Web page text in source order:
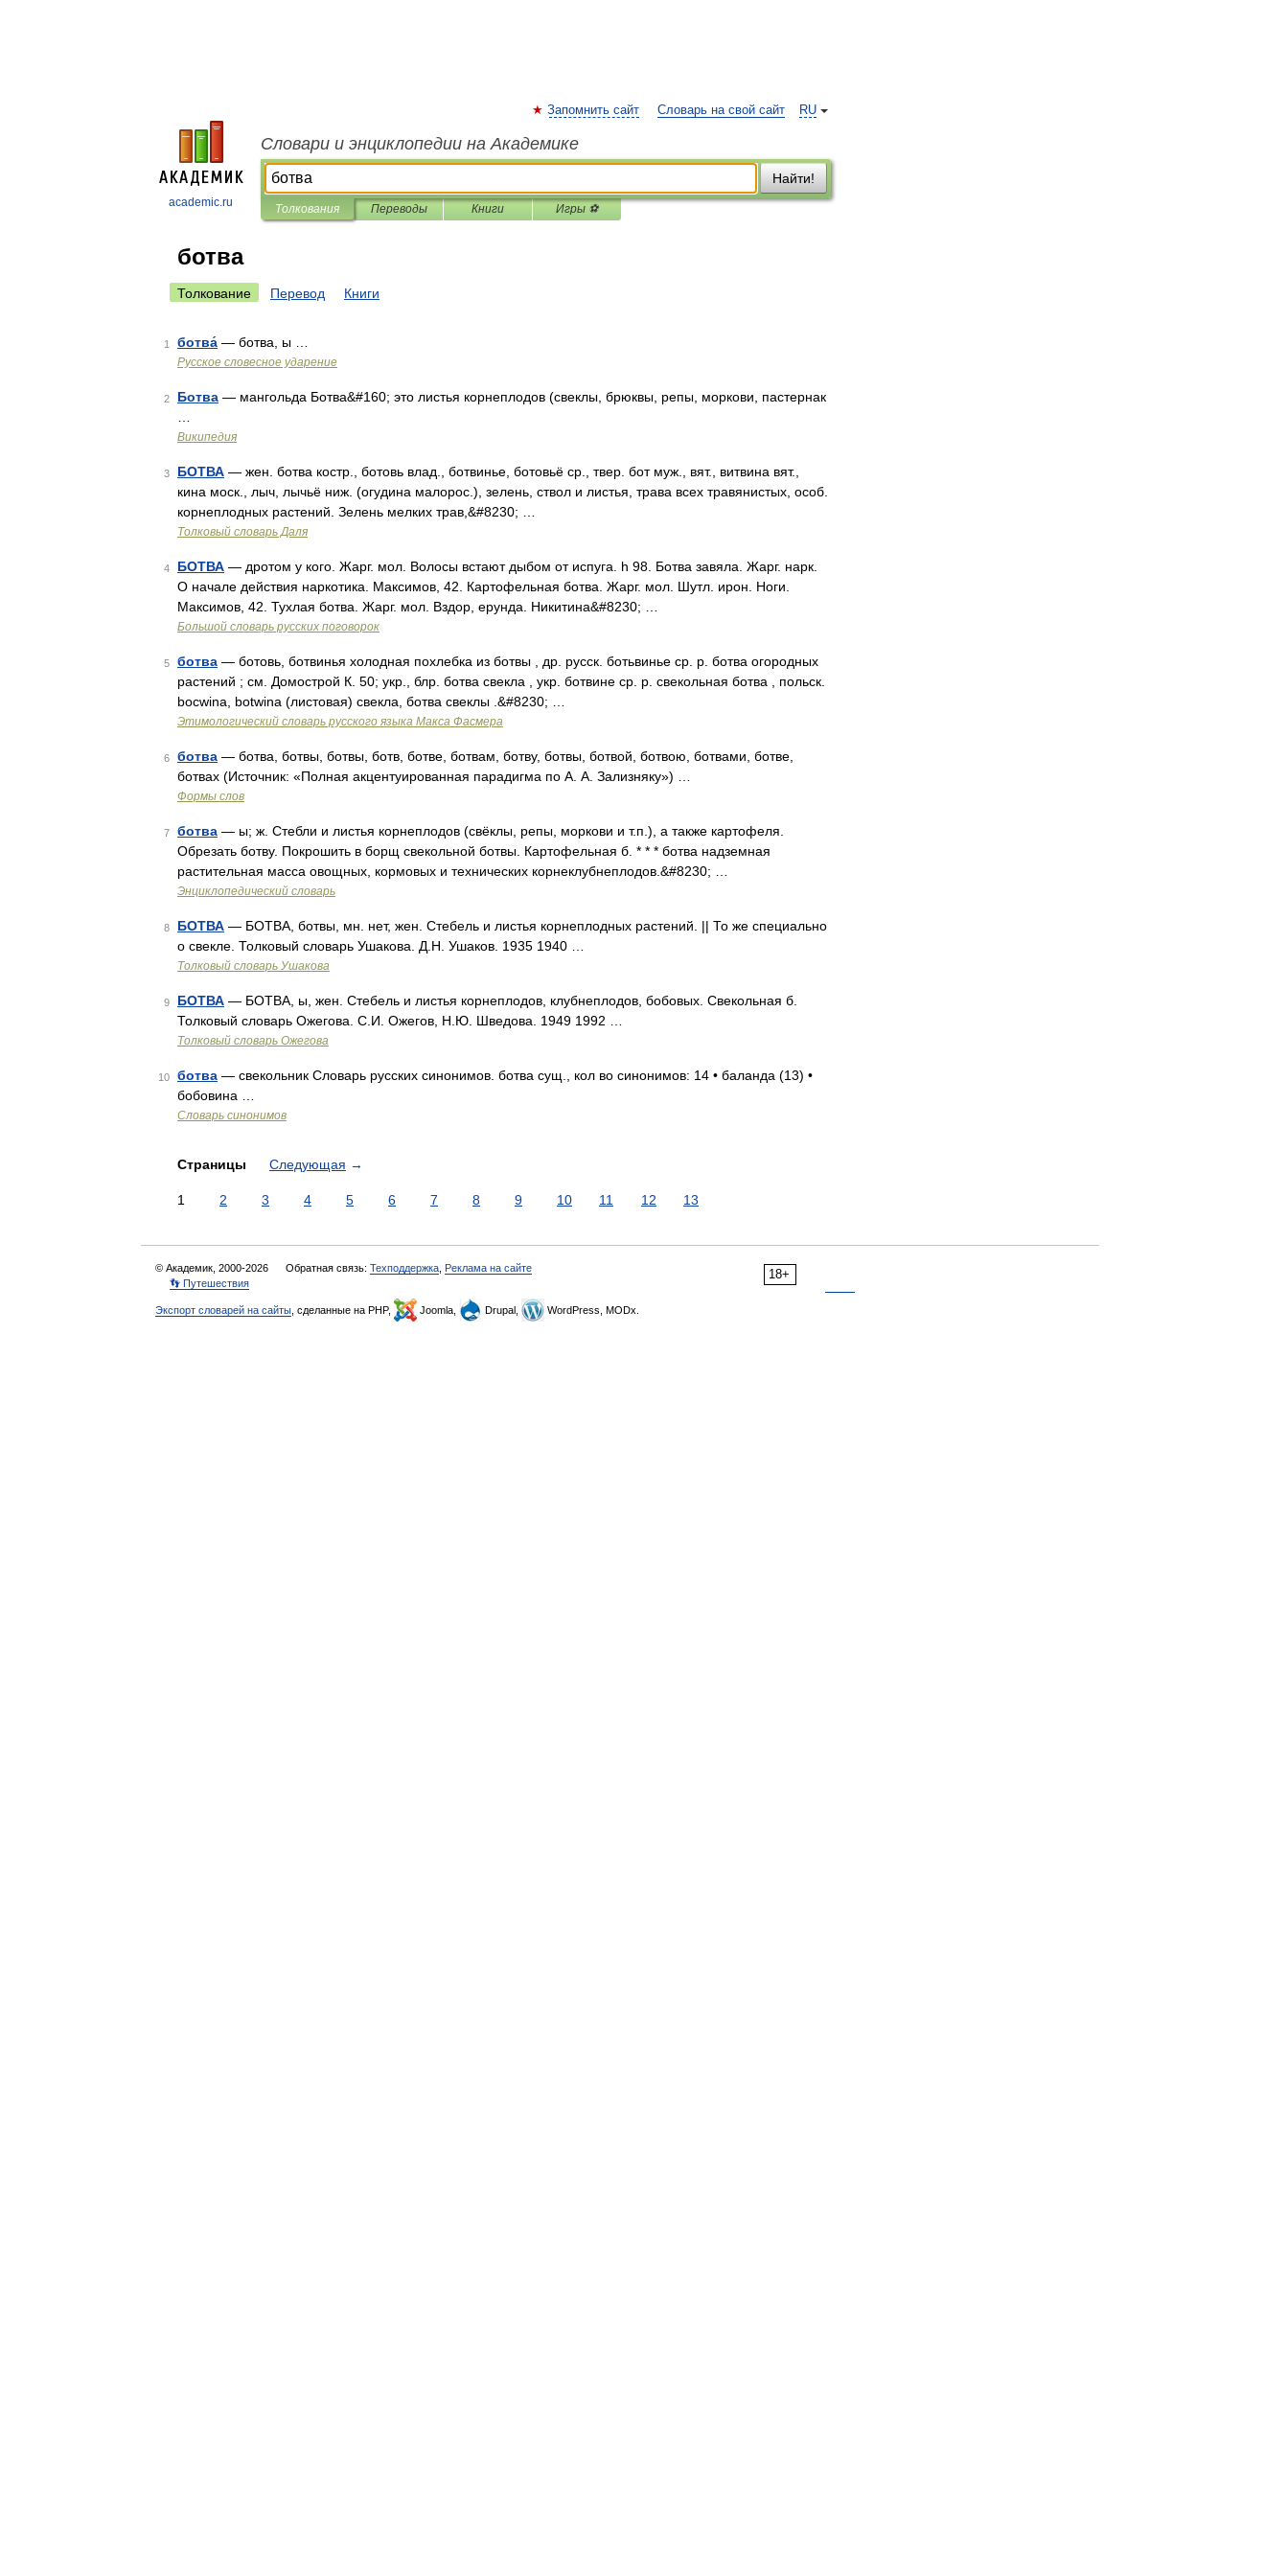
academic.ru
RU
Запомнить сайт Словарь на свой сайт
Словари и энциклопедии на Академике
Найти!
Толкования Переводы Книги Игры ⚽
ботва
Толкование Перевод Книги
1 ботва́ — ботва, ы …
Русское словесное ударение
2 Ботва — мангольда Ботва&#160; это листья корнеплодов (свеклы, брюквы, репы, моркови, пастернак
Википедия
3 БОТВА — жен. ботва костр., ботовь влад., ботвинье, ботовьё ср., твер. бот муж., вят., витвина вят.,
кина моск., лыч, лычьё ниж. (огудина малорос.), зелень, ствол и листья, трава всех травянистых, особ.
корнеплодных растений. Зелень мелких трав,&#8230; …
Толковый словарь Даля
4 БОТВА — дротом у кого. Жарг. мол. Волосы встают дыбом от испуга. h 98. Ботва завяла. Жарг. нарк.
О начале действия наркотика. Максимов, 42. Картофельная ботва. Жарг. мол. Шутл. ирон. Ноги.
Максимов, 42. Тухлая ботва. Жарг. мол. Вздор, ерунда. Никитина&#8230; …
Большой словарь русских поговорок
5 ботва — ботовь, ботвинья холодная похлебка из ботвы , др. русск. ботьвинье ср. р. ботва огородных
растений ; см. Домострой К. 50; укр., блр. ботва свекла , укр. ботвине ср. р. свекольная ботва , польск.
bocwina, botwina (листовая) свекла, ботва свеклы .&#8230; …
Этимологический словарь русского языка Макса Фасмера
6 ботва — ботва, ботвы, ботвы, ботв, ботве, ботвам, ботву, ботвы, ботвой, ботвою, ботвами, ботве,
ботвах (Источник: «Полная акцентуированная парадигма по А. А. Зализняку») …
Формы слов
7 ботва — ы; ж. Стебли и листья корнеплодов (свёклы, репы, моркови и т.п.), а также картофеля.
Обрезать ботву. Покрошить в борщ свекольной ботвы. Картофельная б. * * * ботва надземная
растительная масса овощных, кормовых и технических корнеклубнеплодов.&#8230; …
Энциклопедический словарь
8 БОТВА — БОТВА, ботвы, мн. нет, жен. Стебель и листья корнеплодных растений. || То же специально
о свекле. Толковый словарь Ушакова. Д.Н. Ушаков. 1935 1940 …
Толковый словарь Ушакова
9 БОТВА — БОТВА, ы, жен. Стебель и листья корнеплодов, клубнеплодов, бобовых. Свекольная б.
Толковый словарь Ожегова. С.И. Ожегов, Н.Ю. Шведова. 1949 1992 …
Толковый словарь Ожегова
10 ботва — свекольник Словарь русских синонимов. ботва сущ., кол во синонимов: 14 • баланда (13) •
бобовина …
Словарь синонимов
Страницы Следующая →
1 2 3 4 5 6 7 8 9 10 11 12 13
18+
© Академик, 2000-2026 Обратная связь: Техподдержка Реклама на сайте
👣 Путешествия
Экспорт словарей на сайты , сделанные на PHP, Joomla, Drupal, WordPress, MODx.